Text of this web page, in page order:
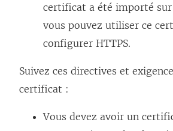
certificat a été importé
vous pouvez utiliser ce
configurer HTTPS.
Suivez ces directives et
certificat :
Vous devez avoir un